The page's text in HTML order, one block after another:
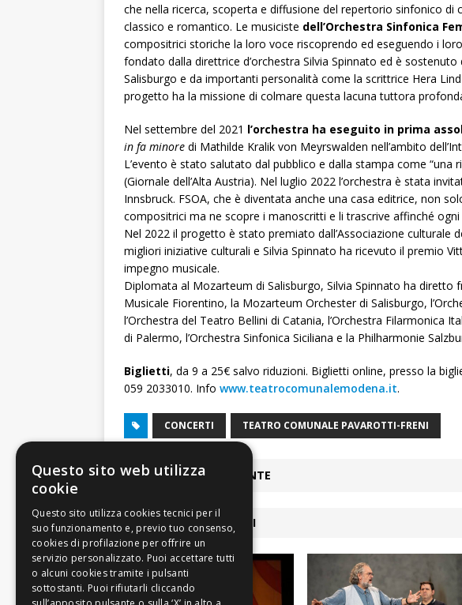
che nella ricerca, scoperta e diffusione del repertorio sinfonico di
classico e romantico. Le musiciste dell’Orchestra Sinfonica
compositrici storiche la loro voce riscoprendo ed eseguendo i
fondato dalla direttrice d’orchestra Silvia Spinnato ed è
Salisburgo e da importanti personalità come la scrittrice Hera
progetto ha la missione di colmare questa lacuna tuttora
Nel settembre del 2021 l’orchestra ha eseguito in prima
in fa minore di Mathilde Kralik von Meyrswalden nell’ambito
L’evento è stato salutato dal pubblico e dalla stampa come “una
(Giornale dell’Alta Austria). Nel luglio 2022 l’orchestra è stata
Innsbruck. FSOA, che è diventata anche una casa editrice, non
compositrici ma ne scopre i manoscritti e li trascrive affinché
Nel 2022 il progetto è stato premiato dall’Associazione culturale
migliori iniziative culturali e Silvia Spinnato ha ricevuto il premio
impegno musicale.
Diplomata al Mozarteum di Salisburgo, Silvia Spinnato ha diretto
Musicale Fiorentino, la Mozarteum Orchester di Salisburgo,
l’Orchestra del Teatro Bellini di Catania, l’Orchestra Filarmonica
di Palermo, l’Orchestra Sinfonica Siciliana e la Philharmonie
Biglietti, da 9 a 25€ salvo riduzioni. Biglietti online, presso la
059 2033010. Info www.teatrocomunalemodena.it.
CONCERTI TEATRO COMUNALE PAVAROTTI-FRENI
ARTICOLO PRECEDENTE
ARTICOLI COLLEGATI
Questo sito web utilizza
cookie